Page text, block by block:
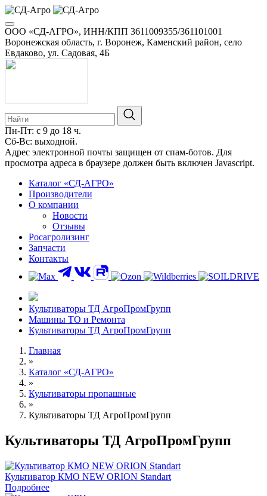
ООО «СД-АГРО», ИНН/КПП 3611009355/361101001
Воронежская область, г. Воронеж, Каменский район, село
Евдаково, ул. Садовая, 4Б
Пн-Пт: с 9 до 18 ч.
Сб-Вс: выходной.
8-800-100-34-01
Адрес электронной почты защищен от спам-ботов. Для
Каталог «СД-АГРО»
Производители
О компании
Новости
Отзывы
Росагролизинг
Запчасти
Контакты
Культиваторы ТД АгроПромГрупп
Машины ТО и Ремонта
Главная
»
Каталог «СД-АГРО»
»
Культиваторы пропашные
»
Культиваторы ТД АгроПромГрупп
Культиватор КМО NEW ORION Standart